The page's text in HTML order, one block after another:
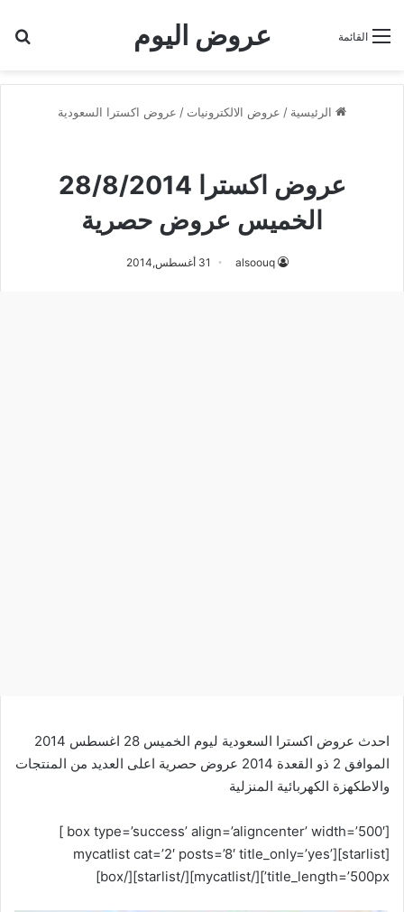
عروض اليوم القائمة
الرئيسية / عروض الالكترونيات / عروض اكسترا السعودية
عروض اكسترا 28/8/2014
الخميس عروض حصرية
alsoouq 31 أغسطس,2014
احدث عروض اكسترا السعودية ليوم الخميس 28 اغسطس 2014
الموافق 2 ذو القعدة 2014 عروض حصرية اعلى العديد من المنتجات
والاطكهزة الكهربائية المنزلية
[box type=’success’ align=’aligncenter’ width=’500′ ]
[starlist][mycatlist cat=’2′ posts=’8′ title_only=’yes’
title_length=’500px’][/mycatlist][/starlist][/box]